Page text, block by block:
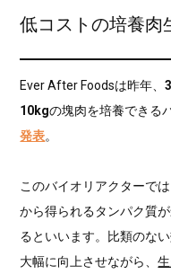
低コストの培養肉
Ever After Foodsは昨年、
10kgの塊肉を培養できる
発表。
このバイオリアクターで
から得られるタンパク質
るといいます。比類のな
大幅に向上させながら、